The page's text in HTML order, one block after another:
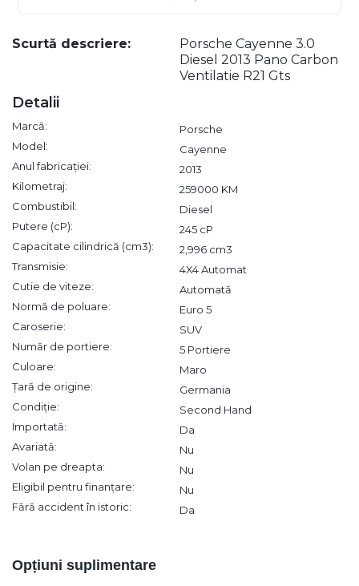
Scurtă descriere:
Porsche Cayenne 3.0
Diesel 2013 Pano Carbon
Ventilatie R21 Gts
Detalii
Marcă:
Porsche
Model:
Cayenne
Anul fabricației:
2013
Kilometraj:
259000 KM
Combustibil:
Diesel
Putere (cP):
245 cP
Capacitate cilindrică (cm3):
2,996 cm3
Transmisie:
4X4 Automat
Cutie de viteze:
Automată
Normă de poluare:
Euro 5
Caroserie:
SUV
Număr de portiere:
5 Portiere
Culoare:
Maro
Țară de origine:
Germania
Condiție:
Second Hand
Importată:
Da
Avariată:
Nu
Volan pe dreapta:
Nu
Eligibil pentru finanțare:
Nu
Fără accident în istoric:
Da
Opțiuni suplimentare